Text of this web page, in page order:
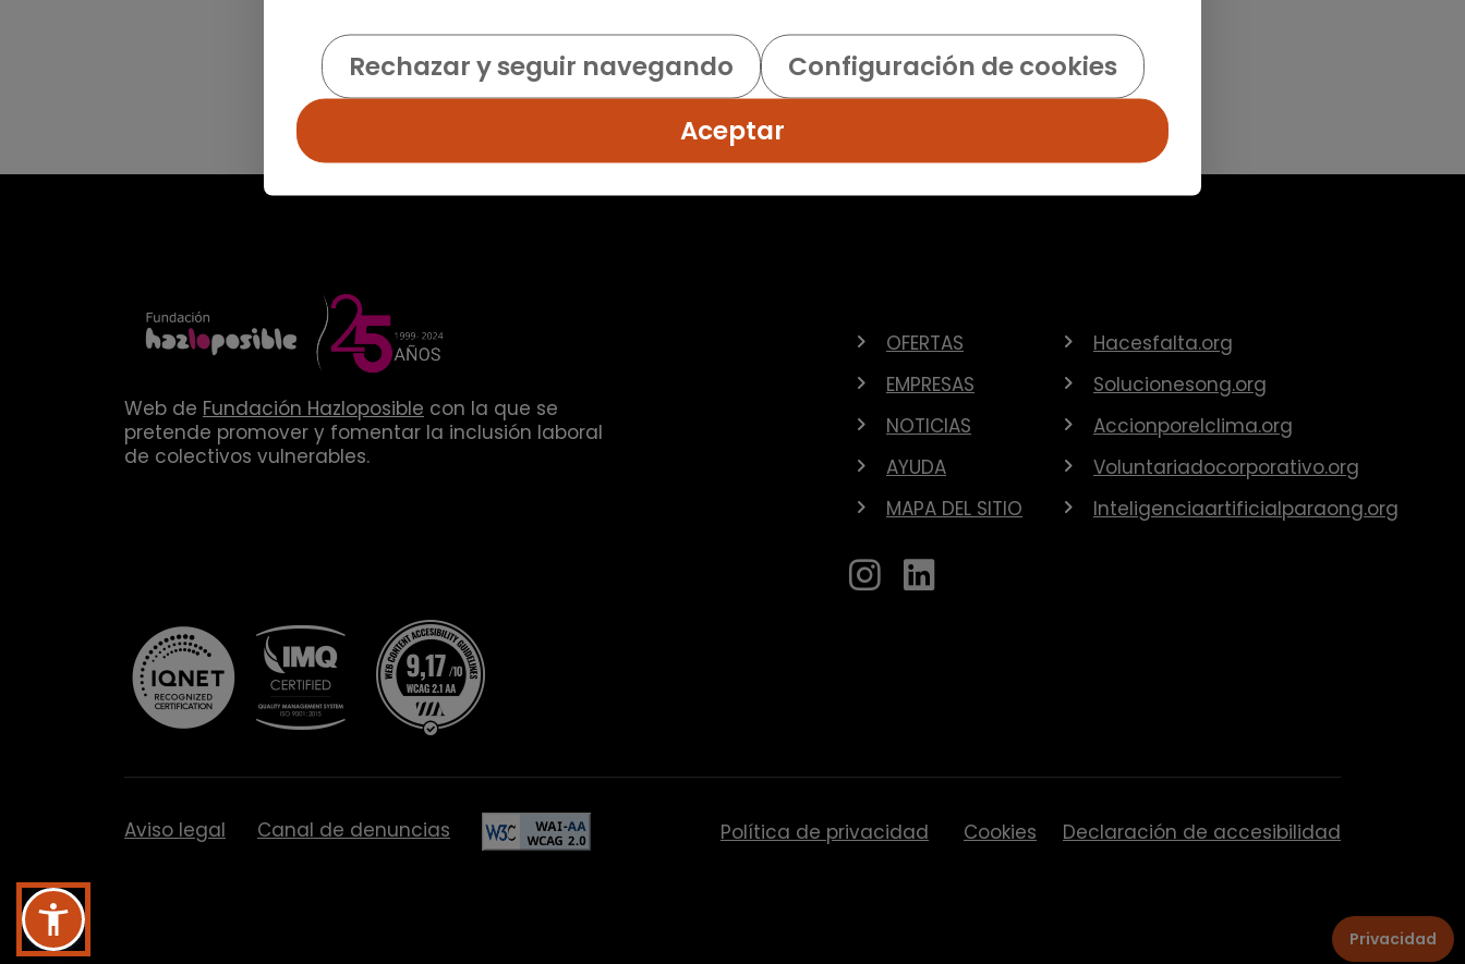
Web de Fundación Hazloposible con la que se
pretende promover y fomentar la inclusión laboral
de colectivos vulnerables.
OFERTAS
EMPRESAS
NOTICIAS
AYUDA
MAPA DEL SITIO
Hacesfalta.org
Solucionesong.org
Accionporelclima.org
Voluntariadocorporativo.org
Inteligenciaartificialparaong.org
Aviso legal Canal de denuncias Política de privacidad Cookies Declaración de accesibilidad
Rechazar y seguir navegando
Configuración de cookies
Aceptar
Privacidad